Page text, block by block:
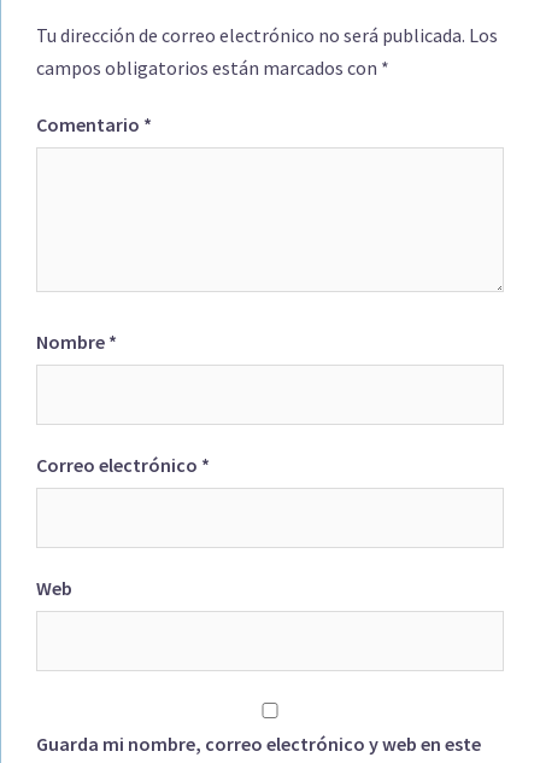
Tu dirección de correo electrónico no será publicada. Los
campos obligatorios están marcados con *
Comentario *
Nombre *
Correo electrónico *
Web
Guarda mi nombre, correo electrónico y web en este